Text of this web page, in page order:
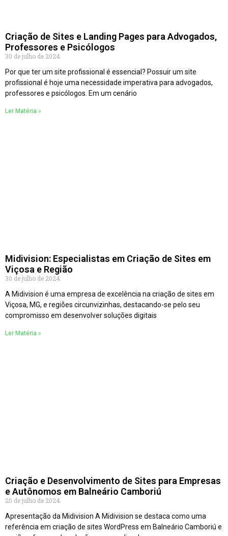
Criação de Sites e Landing Pages para Advogados,
Professores e Psicólogos
30 de julho de 2024
Por que ter um site profissional é essencial? Possuir um site
profissional é hoje uma necessidade imperativa para advogados,
professores e psicólogos. Em um cenário
Ler Matéria »
Midivision: Especialistas em Criação de Sites em
Viçosa e Região
30 de julho de 2024
A Midivision é uma empresa de excelência na criação de sites em
Viçosa, MG, e regiões circunvizinhas, destacando-se pelo seu
compromisso em desenvolver soluções digitais
Ler Matéria »
Criação e Desenvolvimento de Sites para Empresas
e Autônomos em Balneário Camboriú
20 de julho de 2024
Apresentação da Midivision A Midivision se destaca como uma
referência em criação de sites WordPress em Balneário Camboriú e